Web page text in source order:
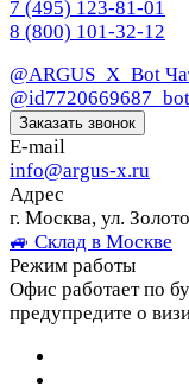
7 (495) 123-81-01
8 (800) 101-32-12
@ARGUS_X_Bot
@id7720669687_bot
Заказать звонок
E-mail
info@argus-x.ru
Адрес
г. Москва, ул.
🚙 Склад в Москве
Режим работы
Офис работает по
предупредите о